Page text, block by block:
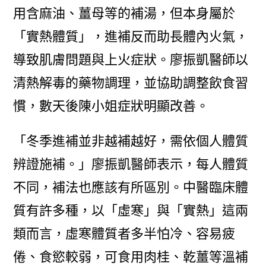
用含麻油、薑母等的補湯，但本身屬於
「實熱體質」，進補反而助長體內火氣，
導致肌膚問題與上火症狀。廖振凱醫師以
清熱解毒的藥物調理，並協助調整飲食習
慣，數天後陳小姐症狀明顯改善。
「冬季進補並非越補越好，需依個人體質
辨證施補。」廖振凱醫師表示，每人體質
不同，補法也應該有所區別。中醫臨床體
質有許多種，以「虛寒」與「實熱」這兩
類而言，虛寒體質者多半怕冷、容易疲
倦、食慾較弱，可食用肉桂、乾薑等溫補